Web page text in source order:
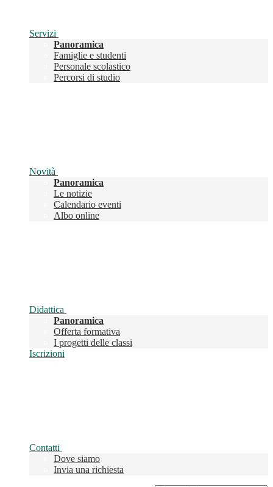
Servizi
Panoramica
Famiglie e studenti
Personale scolastico
Percorsi di studio
Novità
Panoramica
Le notizie
Calendario eventi
Albo online
Didattica
Panoramica
Offerta formativa
I progetti delle classi
Iscrizioni
Contatti
Dove siamo
Invia una richiesta